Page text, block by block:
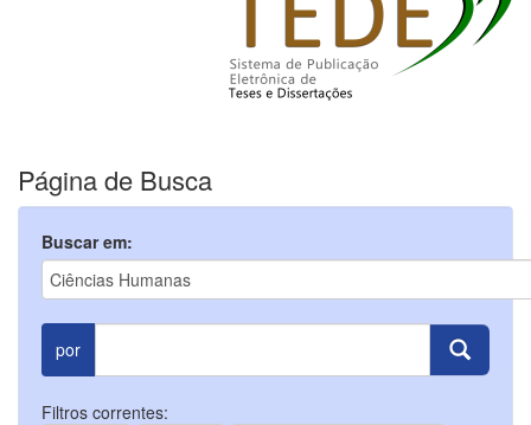
Página de Busca
Buscar em:
por
Filtros correntes: